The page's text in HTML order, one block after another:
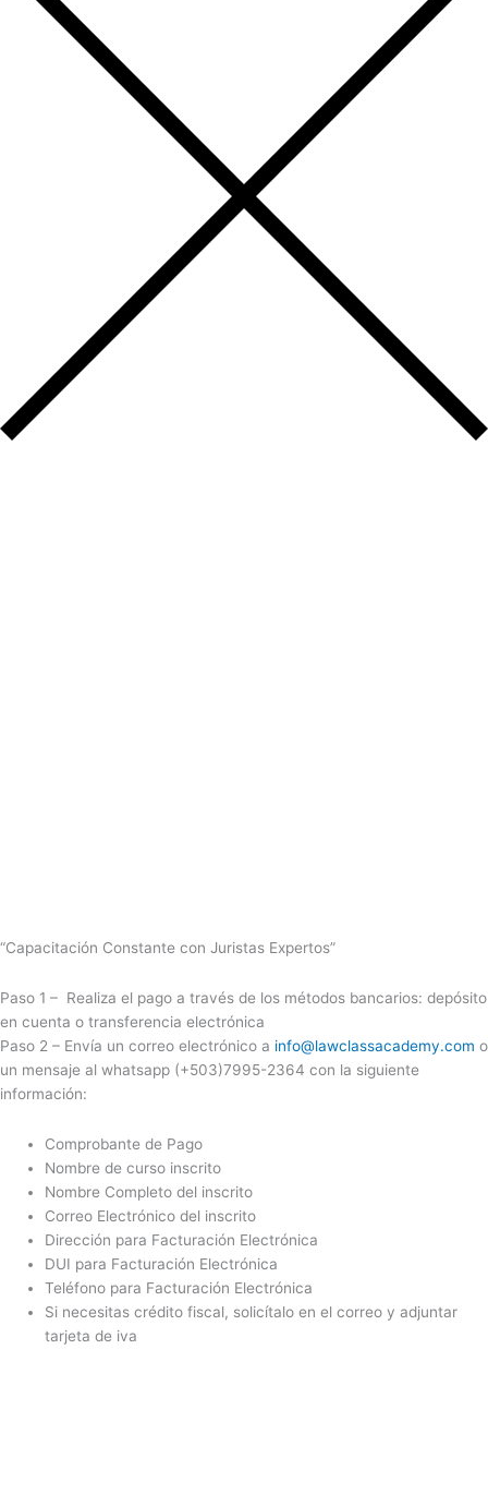
“Capacitación Constante con Juristas Expertos”
Paso 1 – Realiza el pago a través de los métodos bancarios: depósito
en cuenta o transferencia electrónica
Paso 2 – Envía un correo electrónico a info@lawclassacademy.com o
un mensaje al whatsapp (+503)7995-2364 con la siguiente
información:
Comprobante de Pago
Nombre de curso inscrito
Nombre Completo del inscrito
Correo Electrónico del inscrito
Dirección para Facturación Electrónica
DUI para Facturación Electrónica
Teléfono para Facturación Electrónica
Si necesitas crédito fiscal, solicítalo en el correo y adjuntar
tarjeta de iva